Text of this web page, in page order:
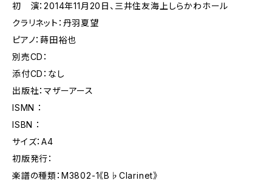
初 演：2014年11月20日、三井住友海上しらかわホール
クラリネット：丹羽夏望
ピアノ：蒔田裕也
別売CD：
添付CD：なし
出版社：マザーアース
ISMN ：
ISBN ：
サイズ：A4
初版発行：
楽譜の種類：M3802-1《B♭Clarinet》